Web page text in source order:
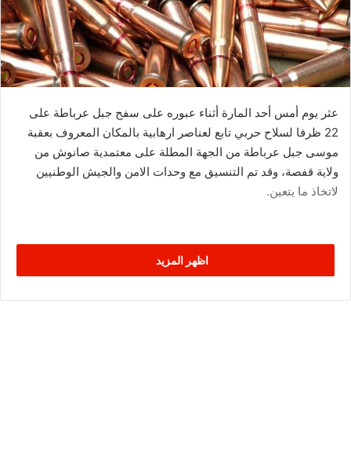
عثر يوم أمس أحد المارة أثناء عبوره على سفح جبل عرباطة على
22 ظرفا لسلاح حربي تابع لعناصر ارهابية بالمكان المعروف بعقبة
موسى جبل عرباطة من الجھة المطلة على معتمدیة صانوش من
ولاية قفصة، وقد تم التنسيق مع وحدات الامن والجيش الوطنيين
لاتخاذ ما يتعين.
اظهر المزيد